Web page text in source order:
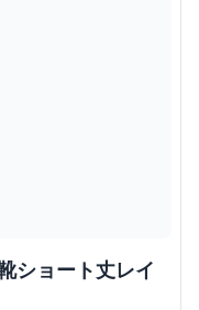
ショート丈レイ